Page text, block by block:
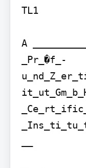
TL1
A
_Pr_�f_-